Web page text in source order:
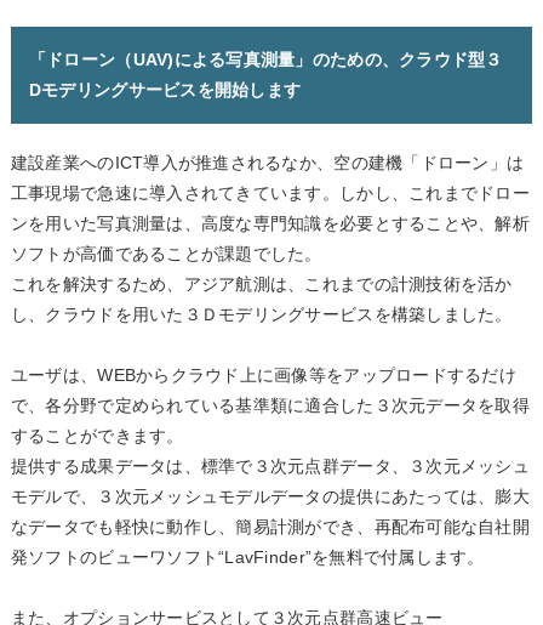
「ドローン（UAV)による写真測量」のための、クラウド型３
Dモデリングサービスを開始します
建設産業へのICT導入が推進されるなか、空の建機「ドローン」は
工事現場で急速に導入されてきています。しかし、これまでドロー
ンを用いた写真測量は、高度な専門知識を必要とすることや、解析
ソフトが高価であることが課題でした。
これを解決するため、アジア航測は、これまでの計測技術を活か
し、クラウドを用いた３Ｄモデリングサービスを構築しました。
ユーザは、WEBからクラウド上に画像等をアップロードするだけ
で、各分野で定められている基準類に適合した３次元データを取得
することができます。
提供する成果データは、標準で３次元点群データ、３次元メッシュ
モデルで、３次元メッシュモデルデータの提供にあたっては、膨大
なデータでも軽快に動作し、簡易計測ができ、再配布可能な自社開
発ソフトのビューワソフト“LavFinder”を無料で付属します。
また、オプションサービスとして３次元点群高速ビュー